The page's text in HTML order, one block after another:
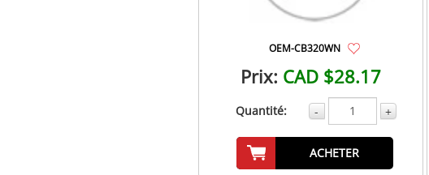
OEM-CB320WN
Prix: CAD $28.17
Quantité: - +
ACHETER